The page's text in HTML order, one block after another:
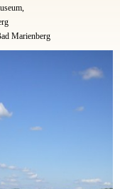
Marienberg